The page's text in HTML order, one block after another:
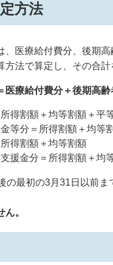
方法
、医療給付費分、後期
方法で算定し、その合計
医療給付費分＋後期高
得割額＋均等割額＋平
等分＝所得割額＋均等
得割額＋均等割額
援金分＝所得割額＋均
最初の3月31日以前ま
。